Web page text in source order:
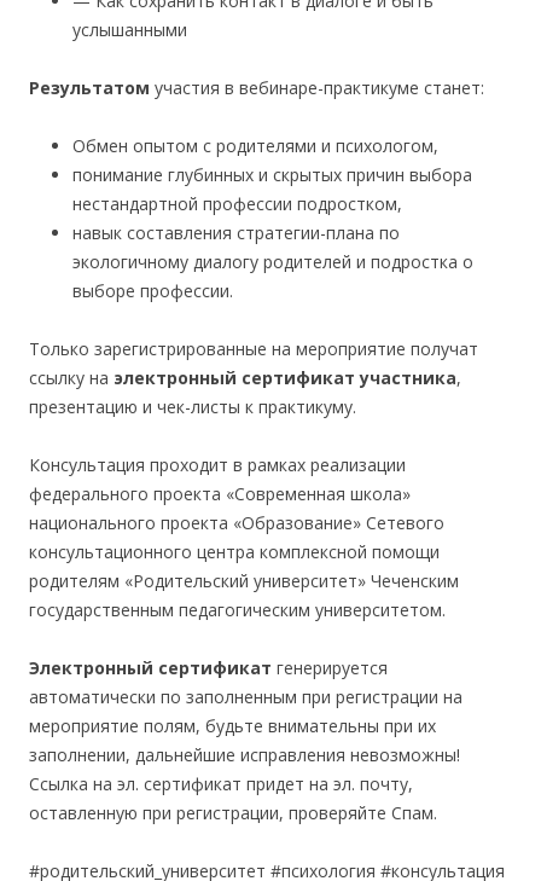
услышанными
Результатом участия в вебинаре-практикуме станет:
Обмен опытом с родителями и психологом,
понимание глубинных и скрытых причин выбора
нестандартной профессии подростком,
навык составления стратегии-плана по
экологичному диалогу родителей и подростка о
выборе профессии.
Только зарегистрированные на мероприятие получат
ссылку на электронный сертификат участника,
презентацию и чек-листы к практикуму.
Консультация проходит в рамках реализации
федерального проекта «Современная школа»
национального проекта «Образование» Сетевого
консультационного центра комплексной помощи
родителям «Родительский университет» Чеченским
государственным педагогическим университетом.
Электронный сертификат генерируется
автоматически по заполненным при регистрации на
мероприятие полям, будьте внимательны при их
заполнении, дальнейшие исправления невозможны!
Ссылка на эл. сертификат придет на эл. почту,
оставленную при регистрации, проверяйте Спам.
#родительский_университет #психология #консультация